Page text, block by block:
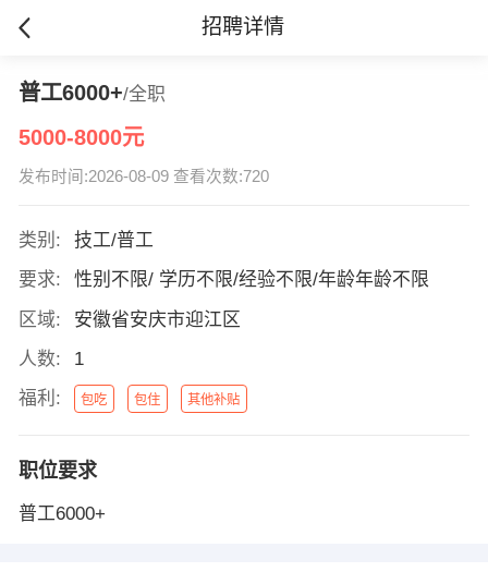
招聘详情
普工6000+/全职
5000-8000元
发布时间:2026-08-09 查看次数:720
类别:
技工/普工
要求:
性别不限/ 学历不限/经验不限/年龄年龄不限
区域:
安徽省安庆市迎江区
人数:
1
福利:
包吃 包住 其他补贴
职位要求
普工6000+